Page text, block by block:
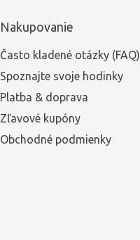
Nakupovanie
Často kladené otázky (FAQ)
Spoznajte svoje hodinky
Platba & doprava
Zľavové kupóny
Obchodné podmienky